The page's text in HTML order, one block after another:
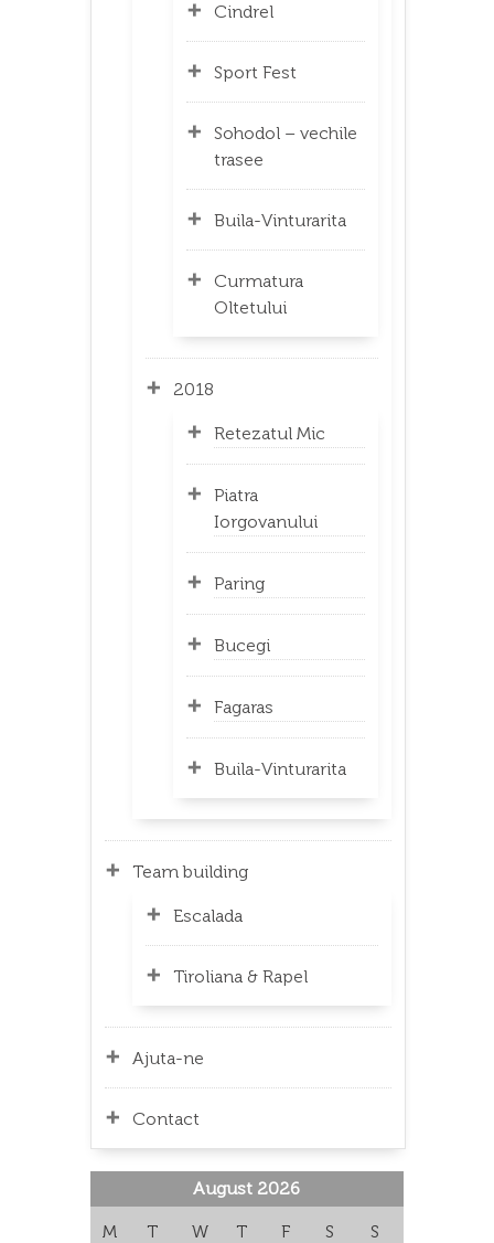
Cindrel
Sport Fest
Sohodol – vechile
trasee
Buila-Vinturarita
Curmatura
Oltetului
2018
Retezatul Mic
Piatra
Iorgovanului
Paring
Bucegi
Fagaras
Buila-Vinturarita
Team building
Escalada
Tiroliana & Rapel
Ajuta-ne
Contact
August 2026
M T W T F S S